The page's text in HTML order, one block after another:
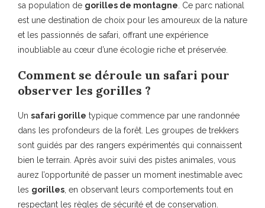
sa population de gorilles de montagne. Ce parc national
est une destination de choix pour les amoureux de la nature
et les passionnés de safari, offrant une expérience
inoubliable au cœur d’une écologie riche et préservée.
Comment se déroule un safari pour
observer les gorilles ?
Un safari gorille typique commence par une randonnée
dans les profondeurs de la forêt. Les groupes de trekkers
sont guidés par des rangers expérimentés qui connaissent
bien le terrain. Après avoir suivi des pistes animales, vous
aurez l’opportunité de passer un moment inestimable avec
les gorilles, en observant leurs comportements tout en
respectant les règles de sécurité et de conservation.